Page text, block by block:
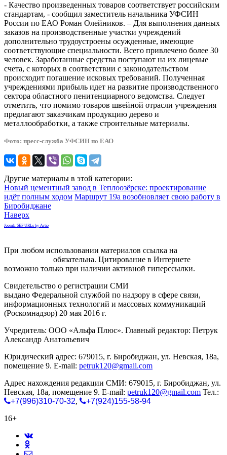
- Качество произведенных товаров соответствует российским
стандартам, - сообщил заместитель начальника УФСИН
России по ЕАО Роман Олейников. – Для выполнения данных
заказов на производственные участки учреждений
дополнительно трудоустроены осужденные, имеющие
соответствующие специальности. Всего привлечено более 30
человек. Заработанные средства поступают на их лицевые
счета, с которых в соответствии с законодательством
происходит погашение исковых требований. Полученная
учреждениями прибыль идет на развитие производственного
сектора областного пенитенциарного ведомства. Следует
отметить, что помимо товаров швейной отрасли учреждения
предлагают заказчикам продукцию дерево и
металлообработки, а также строительные материалы.
Фото: пресс-служба УФСИН по ЕАО
Другие материалы в этой категории:
Новый цементный завод в Теплоозёрске: проектирование
идёт полным ходом Маршрут 19а возобновляет свою работу в
Биробиджане
Наверх
Joomla SEF URLs by Artio
При любом использовании материалов ссылка на
обязательна. Цитирование в Интернете
возможно только при наличии активной гиперссылки.
Свидетельство о регистрации СМИ
выдано Федеральной службой по надзору в сфере связи,
информационных технологий и массовых коммуникаций
(Роскомнадзор) 20 мая 2016 г.
Учредитель: ООО «Альфа Плюс». Главный редактор: Петрук
Александр Анатольевич
Юридический адрес: 679015, г. Биробиджан, ул. Невская, 18а,
помещение 9. E-mail: petruk120@gmail.com
Адрес нахождения редакции СМИ: 679015, г. Биробиджан, ул.
Невская, 18а, помещение 9. E-mail: petruk120@gmail.com Тел.:
+7(996)310-70-32,
+7(924)155-58-94
16+